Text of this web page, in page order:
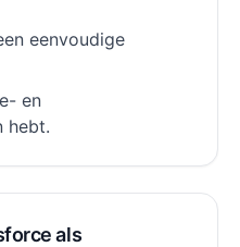
eenvoudige
en
hebt.
als